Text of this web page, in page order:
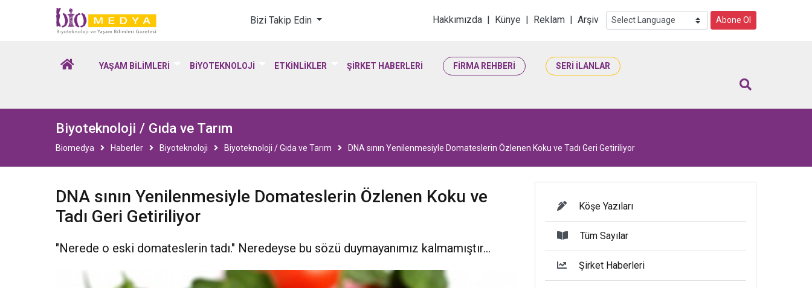
Biomedya - Biyoteknoloji & Yaşam Bilimleri
Bizi Takip Edin Hakkımızda | Künye | Reklam | Arşiv Abone Ol
YAŞAM BİLİMLERİ BİYOTEKNOLOJİ ETKİNLİKLER ŞİRKET HABERLERİ FİRMA REHBERİ SERİ İLANLAR
Biyoteknoloji / Gıda ve Tarım
Biomedya Haberler Biyoteknoloji Biyoteknoloji / Gıda ve Tarım DNA sının Yenilenmesiyle Domateslerin Özlenen Koku ve Tadı Geri Getiriliyor
DNA sının Yenilenmesiyle Domateslerin Özlenen Koku ve
Tadı Geri Getiriliyor
"Nerede o eski domateslerin tadı." Neredeyse bu sözü duymayanımız kalmamıştır...
Köşe Yazıları
Tüm Sayılar
Şirket Haberleri